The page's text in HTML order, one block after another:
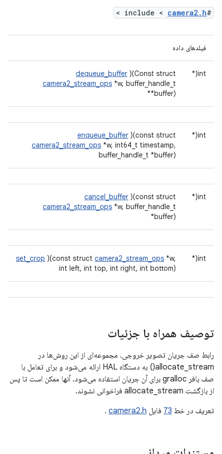
#include <
camera2.h
>
فیلدهای داده
int(*
dequeue_buffer )(Const struct
camera2_stream_ops *w, buffer_handle_t
**buffer)
int(*
enqueue_buffer )(const struct
camera2_stream_ops *w, int64_t timestamp,
buffer_handle_t *buffer)
int(*
cancel_buffer )(const struct
camera2_stream_ops *w, buffer_handle_t
*buffer)
int(*
set_crop )(const struct camera2_stream_ops *w,
int left, int top, int right, int bottom)
توصیف همراه با جزئیات
رابط صف جریان تصویر خروجی. مجموعه‌ای از این روش‌ها در
allocate_stream() به دستگاه HAL ارائه می‌شود و برای تعامل با
صف بافر gralloc برای آن جریان استفاده می‌شود. آنها ممکن است تا پس
از بازگشت allocate_stream فراخوانی نشوند.
تعریف در خط 73 فایل camera2.h
.